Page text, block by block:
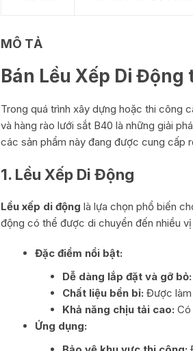
MÔ TẢ
Bán Lều Xếp Di Động
Trong quá trình xây dựng hoặc thi công
và hàng rào lưới sắt B40 là những giải
các sản phẩm này đang được cung cấp
1. Lều Xếp Di Động
Lều xếp di động là lựa chọn phổ biến
động có thể được di chuyển đến nhiều
Đặc điểm nổi bật:
Dễ dàng lắp đặt và gỡ bỏ:
Chất liệu bền bỉ: Được làm
Khả năng chịu tải cao:
Ứng dụng: